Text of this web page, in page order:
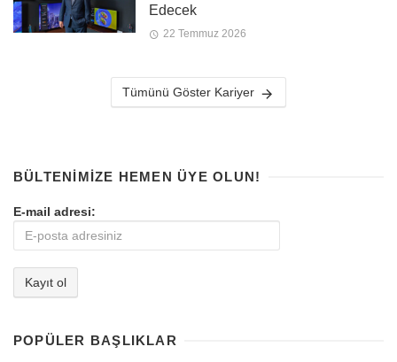
Edecek
22 Temmuz 2026
Tümünü Göster Kariyer
BÜLTENIMIZE HEMEN ÜYE OLUN!
E-mail adresi:
POPÜLER BAŞLIKLAR